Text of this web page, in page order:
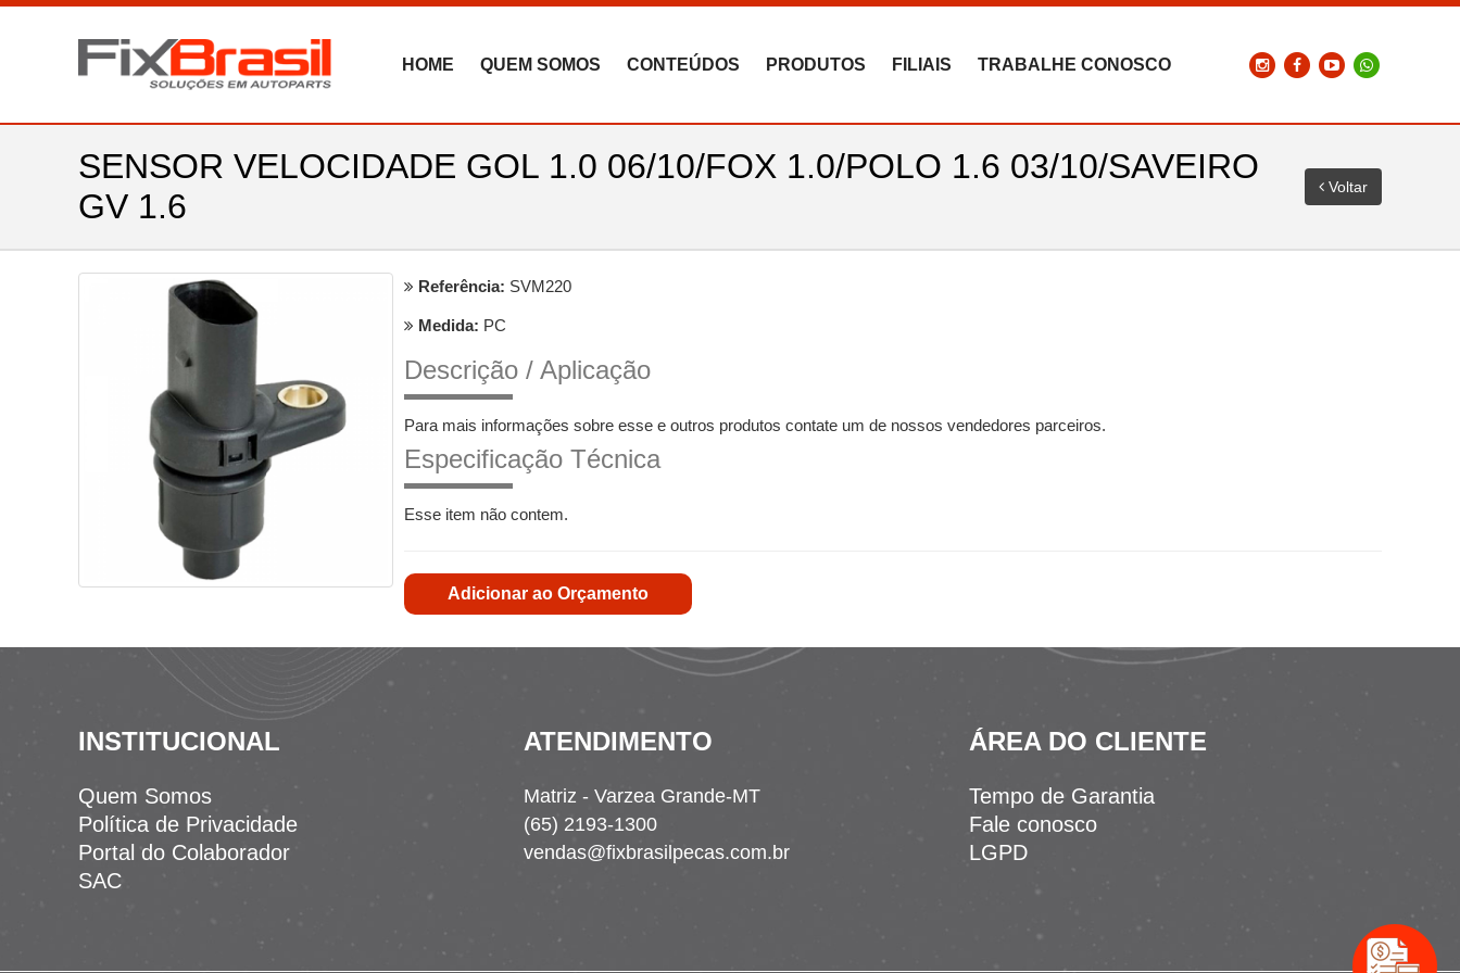
HOME QUEM SOMOS CONTEÚDOS PRODUTOS FILIAIS TRABALHE CONOSCO
SENSOR VELOCIDADE GOL 1.0 06/10/FOX 1.0/POLO 1.6 03/10/SAVEIRO
GV 1.6
Voltar
Referência: SVM220
Medida: PC
Descrição / Aplicação
Para mais informações sobre esse e outros produtos contate um de nossos vendedores parceiros.
Especificação Técnica
Esse item não contem.
Adicionar ao Orçamento
INSTITUCIONAL
Quem Somos
Política de Privacidade
Portal do Colaborador
SAC
ATENDIMENTO
Matriz - Varzea Grande-MT
(65) 2193-1300
vendas@fixbrasilpecas.com.br
ÁREA DO CLIENTE
Tempo de Garantia
Fale conosco
LGPD